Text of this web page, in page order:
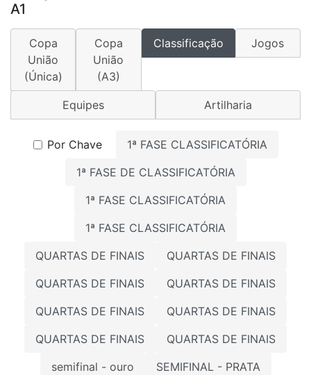
A1
Copa
União
(Única)
Copa
União
(A3)
Classificação Jogos
Equipes Artilharia
Por Chave
1ª FASE CLASSIFICATÓRIA
1ª FASE DE CLASSIFICATÓRIA
1ª FASE CLASSIFICATÓRIA
1ª FASE CLASSIFICATÓRIA
QUARTAS DE FINAIS
QUARTAS DE FINAIS
QUARTAS DE FINAIS
QUARTAS DE FINAIS
QUARTAS DE FINAIS
QUARTAS DE FINAIS
QUARTAS DE FINAIS
QUARTAS DE FINAIS
semifinal - ouro
SEMIFINAL - PRATA